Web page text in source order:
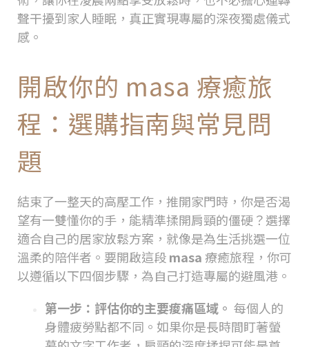
聲干擾到家人睡眠，真正實現專屬的深夜獨處儀式
感。
開啟你的 masa 療癒旅
程：選購指南與常見問
題
結束了一整天的高壓工作，推開家門時，你是否渴
望有一雙懂你的手，能精準揉開肩頸的僵硬？選擇
適合自己的居家放鬆方案，就像是為生活挑選一位
溫柔的陪伴者。要開啟這段masa療癒旅程，你可
以遵循以下四個步驟，為自己打造專屬的避風港。
第一步：評估你的主要痠痛區域。 每個人的
身體疲勞點都不同。如果你是長時間盯著螢